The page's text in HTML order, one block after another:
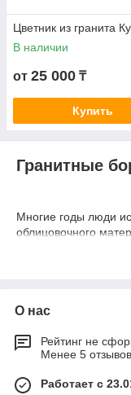
Цветник из гранита
В наличии
от 25 000 ₸
Купить
Гранитные
Многие годы люди
облицовочного
надежностью,
прослужат вам
В нашем интернет-
разновидности:
Цветник
О нас
Рейтинг не
Менее 5
Работает с